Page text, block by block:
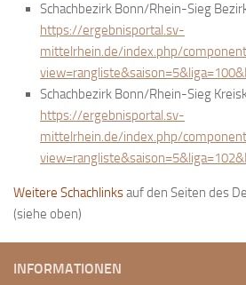
Termine
Verein
Anfahrt
Vorstand
Mitglieder
Mitglied werden
Satzung
Schachbezirk Bonn/Rhein-Sieg
https://ergebnisportal.sv-
mittelrhein.de/index.php/
Schachbezirk Bonn/Rhein-Sieg
https://ergebnisportal.sv-
mittelrhein.de/index.php/
Weitere Schachlinksauf den Seiten des
(siehe oben)
INFORMATIONEN